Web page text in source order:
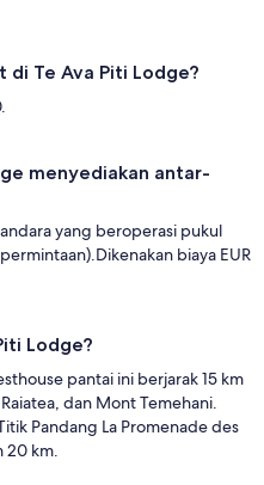
di Te Ava Piti Lodge?
menyediakan antar-
yang beroperasi pukul
biaya EUR
Lodge?
pantai ini berjarak 15 km
dan Mont Temehani.
Pandang La Promenade des
20 km.